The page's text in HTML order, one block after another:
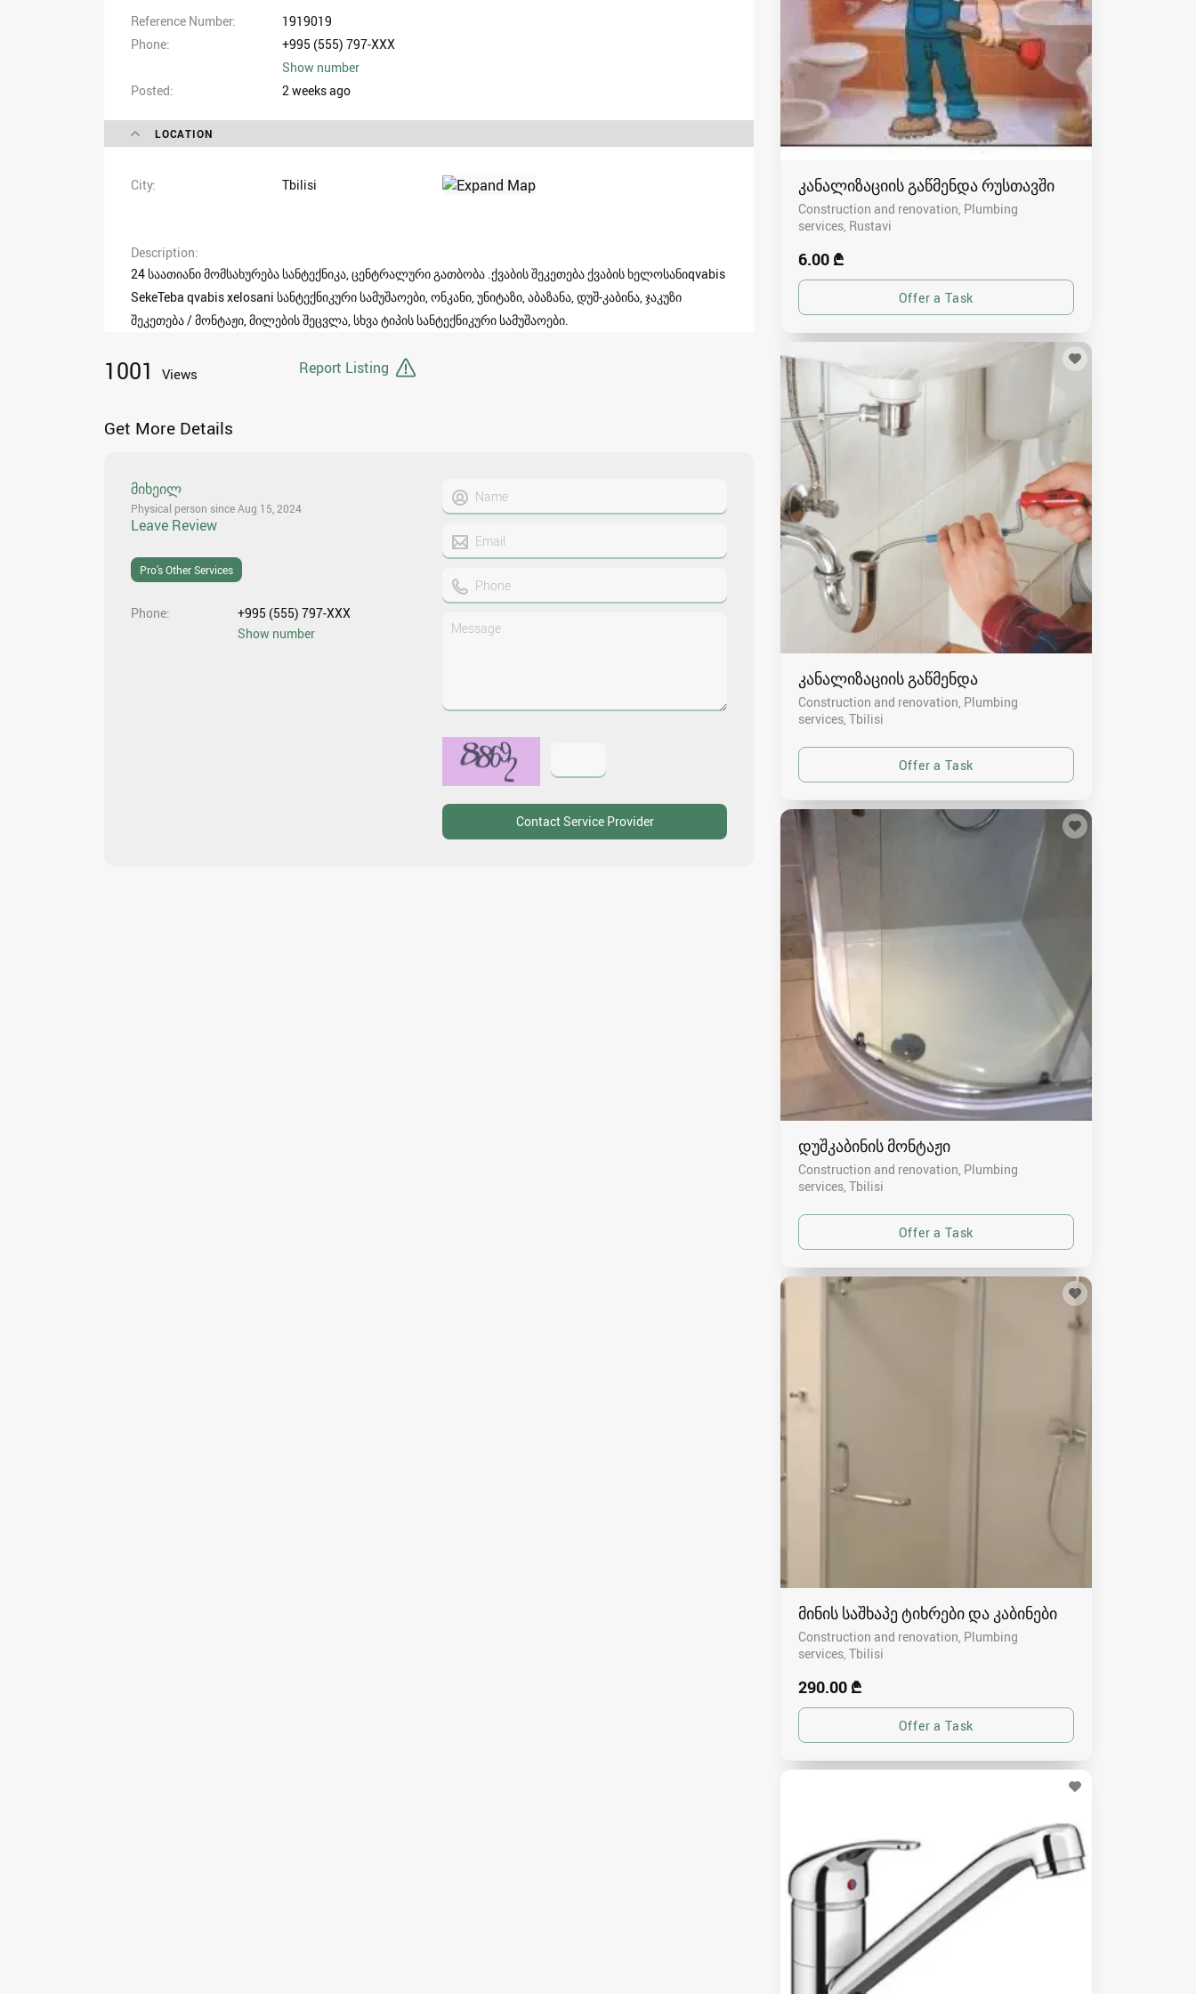
კანალიზაციის გაწმენდა რუსთავში
Construction and renovation, Plumbing
services Rustavi
6.00 ₾
კანალიზაციის გაწმენდა
Construction and renovation, Plumbing
services Tbilisi
დუშკაბინის მონტაჟი
Construction and renovation, Plumbing
services Tbilisi
მინის საშხაპე ტიხრები და კაბინები
Construction and renovation, Plumbing
services Tbilisi
290.00 ₾
Reference Number
1919019
Phone
+995 (555) 797-XXX
Show number
Posted
2 weeks ago
LOCATION
City Tbilisi
Description
24 საათიანი მომსახურება სანტექნიკა, ცენტრალური გათბობა .ქვაბის შეკეთება ქვაბის ხელოსანიqvabis
SekeTeba qvabis xelosani სანტექნიკური სამუშაოები, ონკანი, უნიტაზი, აბაზანა, დუშ-კაბინა, ჯაკუზი
შეკეთება / მონტაჟი, მილების შეცვლა, სხვა ტიპის სანტექნიკური სამუშაოები‍.
Report Listing
1001 Views
Get More Details
მიხეილ
Physical person since Aug 15, 2024
Leave Review
Pro’s Other Services
Phone
+995 (555) 797-XXX
Show number